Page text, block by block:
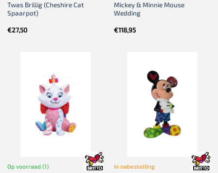
Twas Brillig (Cheshire Cat
Spaarpot)
€27,50
Mickey & Minnie Mouse
Wedding
€118,95
Op voorraad (1) In nabestelling